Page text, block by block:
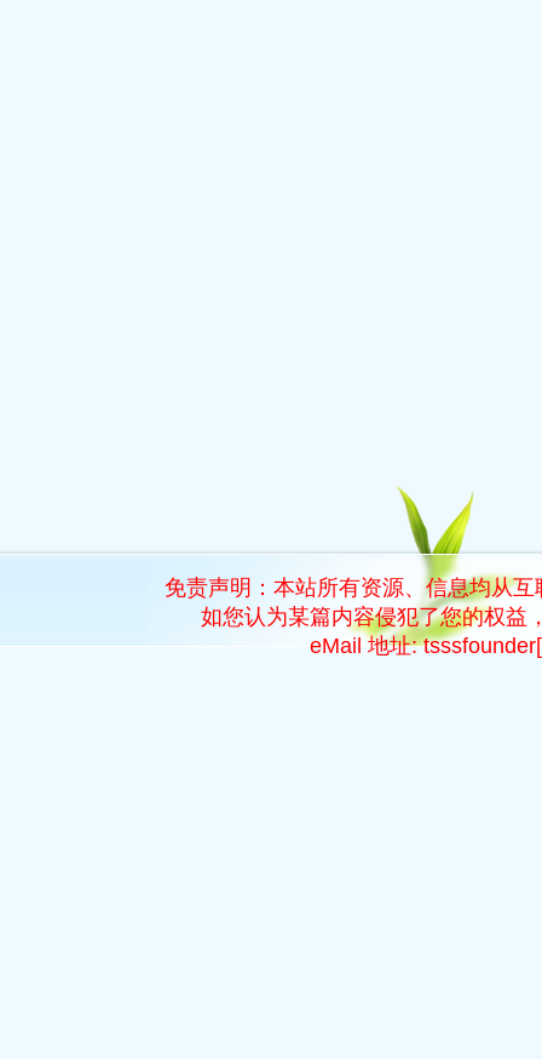
免责声明：本站所有资源、信息均从
如您认为某篇内容侵犯了您的权益
eMail 地址: